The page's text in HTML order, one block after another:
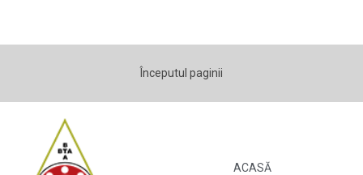
Începutul paginii
ACASĂ